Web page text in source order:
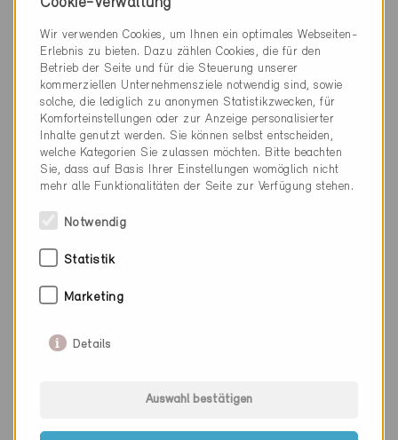
Wir verwenden Cookies, um Ihnen ein optimales Webseiten-
Erlebnis zu bieten. Dazu zählen Cookies, die für den
Betrieb der Seite und für die Steuerung unserer
kommerziellen Unternehmensziele notwendig sind, sowie
solche, die lediglich zu anonymen Statistikzwecken, für
Komforteinstellungen oder zur Anzeige personalisierter
Inhalte genutzt werden. Sie können selbst entscheiden,
welche Kategorien Sie zulassen möchten. Bitte beachten
Sie, dass auf Basis Ihrer Einstellungen womöglich nicht
mehr alle Funktionalitäten der Seite zur Verfügung stehen.
Notwendig
Statistik
Marketing
Details
Auswahl bestätigen